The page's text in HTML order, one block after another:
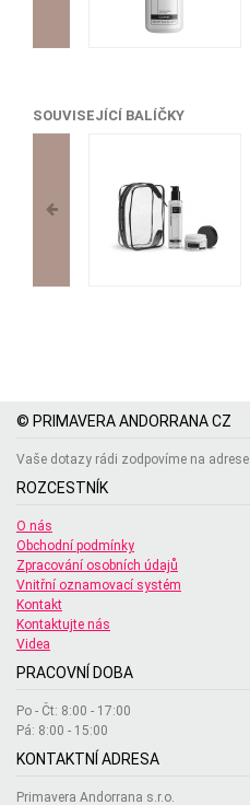
SOUVISEJÍCÍ BALÍČKY
© PRIMAVERA ANDORRANA CZ
Vaše dotazy rádi zodpovíme na adrese
ROZCESTNÍK
O nás
Obchodní podmínky
Zpracování osobních údajů
Vnitřní oznamovací systém
Kontakt
Kontaktujte nás
Videa
PRACOVNÍ DOBA
Po - Čt: 8:00 - 17:00
Pá: 8:00 - 15:00
KONTAKTNÍ ADRESA
Primavera Andorrana s.r.o.